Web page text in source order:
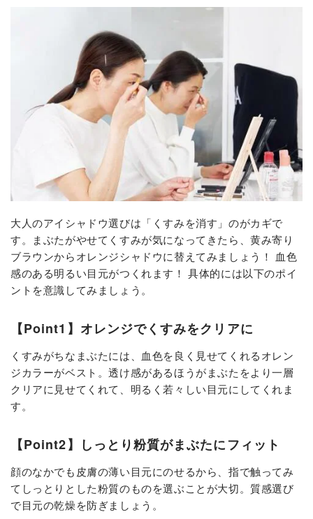
大人のアイシャドウ選びは「くすみを消す」のがカギで
す。まぶたがやせてくすみが気になってきたら、黄み寄り
ブラウンからオレンジシャドウに替えてみましょう！ 血色
感のある明るい目元がつくれます！ 具体的には以下のポイ
ントを意識してみましょう。
【Point1】オレンジでくすみをクリアに
くすみがちなまぶたには、血色を良く見せてくれるオレン
ジカラーがベスト。透け感があるほうがまぶたをより一層
クリアに見せてくれて、明るく若々しい目元にしてくれま
す。
【Point2】しっとり粉質がまぶたにフィット
顔のなかでも皮膚の薄い目元にのせるから、指で触ってみ
てしっとりとした粉質のものを選ぶことが大切。質感選び
で目元の乾燥を防ぎましょう。